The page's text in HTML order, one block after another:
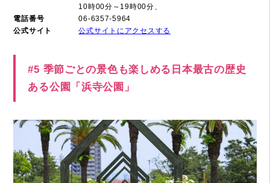
10時00分～19時00分、
電話番号
06-6357-5964
公式サイト
公式サイトにアクセスする
#5 季節ごとの景色も楽しめる日本最古の歴史
ある公園「浜寺公園」